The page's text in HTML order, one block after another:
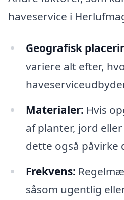
haveservice i
Geografisk
variere alt efter,
Materialer: Hvis
af planter, jord
dette også påvirke
Frekvens:
såsom ugentlig